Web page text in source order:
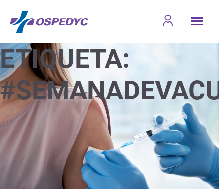
ETIQUETA: